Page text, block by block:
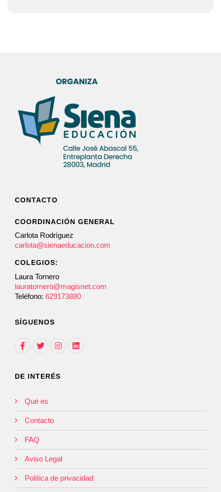
CONTACTO
COORDINACIÓN GENERAL
Carlota Rodríguez
carlota@sienaeducacion.com
COLEGIOS:
Laura Tornero
lauratornero@magisnet.com
Teléfono: 629173880
SÍGUENOS
DE INTERÉS
Qué es
Contacto
FAQ
Aviso Legal
Política de privacidad